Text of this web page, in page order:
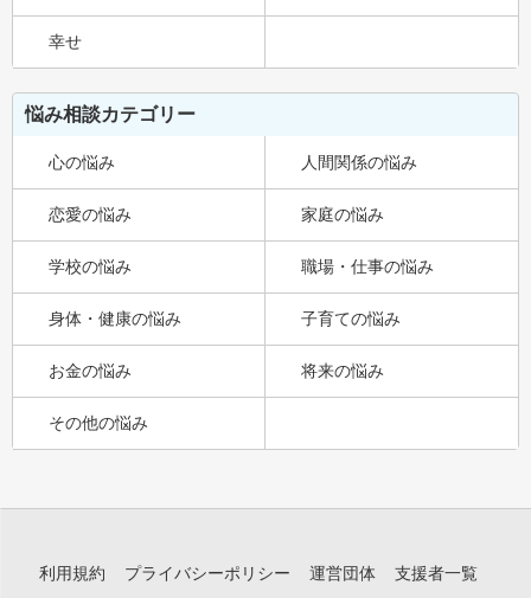
幸せ
悩み相談カテゴリー
心の悩み 人間関係の悩み
恋愛の悩み 家庭の悩み
学校の悩み 職場・仕事の悩み
身体・健康の悩み 子育ての悩み
お金の悩み 将来の悩み
その他の悩み
利用規約 プライバシーポリシー 運営団体
支援者一覧